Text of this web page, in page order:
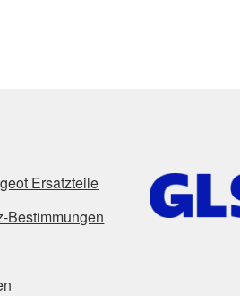
Ersatzteile
Bestimmungen